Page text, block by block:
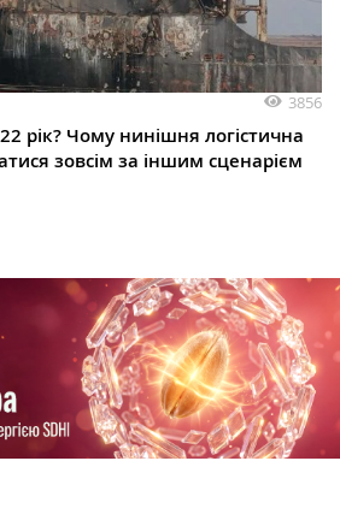
3856
рік? Чому нинішня логістична
зовсім за іншим сценарієм